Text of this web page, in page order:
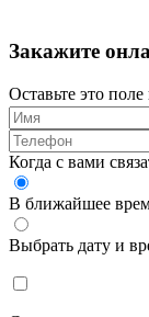
Закажите
Оставьте это
Когда с вами
В ближайшее
Выбрать дату и